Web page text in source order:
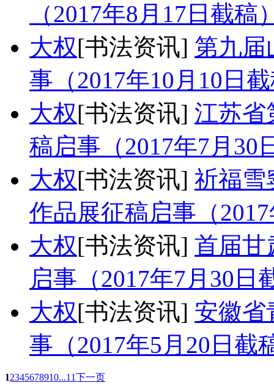
（2017年8月17日截稿
大权[书法资讯] 第九届
事（2017年10月10日
大权[书法资讯] 江苏省
稿启事（2017年7月30
大权[书法资讯] 祈福
作品展征稿启事（
大权[书法资讯] 首届甘
启事（2017年7月30日
大权[书法资讯] 安徽省
事（2017年5月20日截
12345678910...11下一页